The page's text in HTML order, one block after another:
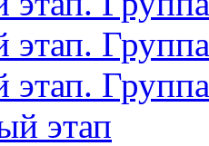
этап.
этап.
этап